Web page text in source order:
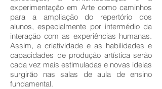
experimentação em Arte como caminhos
para a ampliação do repertório dos
alunos, especialmente por intermédio da
interação com as experiências humanas.
Assim, a criatividade e as habilidades e
capacidades de produção artística serão
cada vez mais estimuladas e novas ideias
surgirão nas salas de aula de ensino
fundamental.